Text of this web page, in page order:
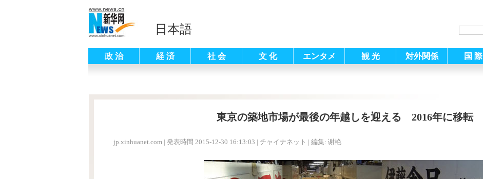
日本語
政 治 経 済 社 会 文 化 エンタメ 観 光 対外関係 国 際
東京の築地市場が最後の年越しを迎える 2016年に移転
jp.xinhuanet.com | 発表時間 2015-12-30 16:13:03 | チャイナネット | 編集: 谢艳